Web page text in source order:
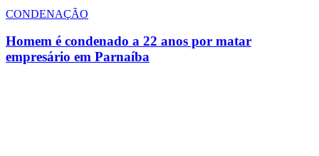
CONDENAÇÃO
Homem é condenado a 22 anos por matar
empresário em Parnaíba